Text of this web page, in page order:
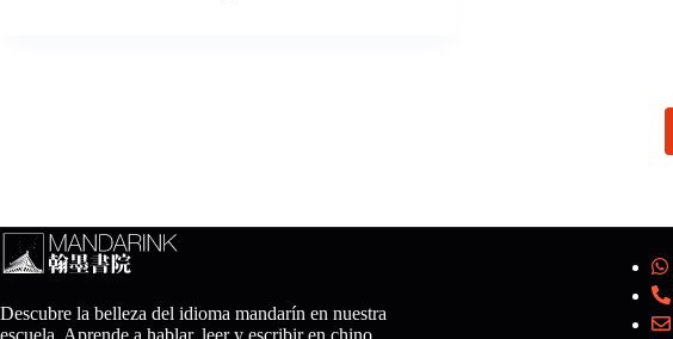
Descubre la belleza del idioma mandarín en nuestra